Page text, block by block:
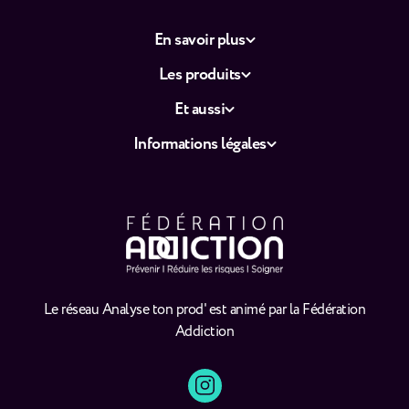
Le réseau Analyse ton prod' est animé par la Fédération
Addiction
En savoir plus
Les produits
Et aussi
Informations légales